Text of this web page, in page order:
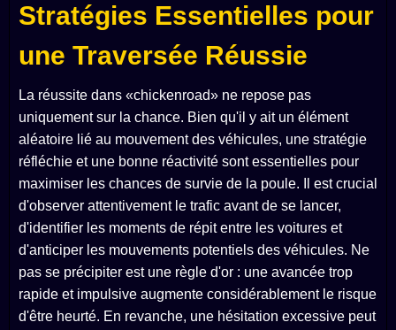
Stratégies Essentielles pour
une Traversée Réussie
La réussite dans «chickenroad» ne repose pas
uniquement sur la chance. Bien qu'il y ait un élément
aléatoire lié au mouvement des véhicules, une stratégie
réfléchie et une bonne réactivité sont essentielles pour
maximiser les chances de survie de la poule. Il est crucial
d'observer attentivement le trafic avant de se lancer,
d'identifier les moments de répit entre les voitures et
d'anticiper les mouvements potentiels des véhicules. Ne
pas se précipiter est une règle d'or : une avancée trop
rapide et impulsive augmente considérablement le risque
d'être heurté. En revanche, une hésitation excessive peut